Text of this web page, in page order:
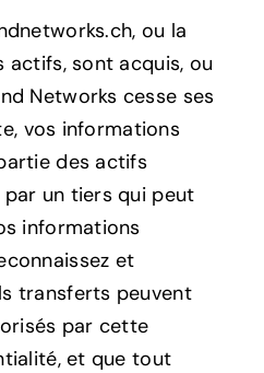
ou la
sont acquis, ou
Networks cesse ses
vos informations
des actifs
un tiers qui peut
informations
et
transferts peuvent
par cette
et que tout